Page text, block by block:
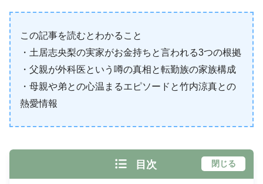
この記事を読むとわかること
・土居志央梨の実家がお金持ちと言われる3つの根拠
・父親が外科医という噂の真相と転勤族の家族構成
・母親や弟との心温まるエピソードと竹内涼真との
熱愛情報
目次 閉じる